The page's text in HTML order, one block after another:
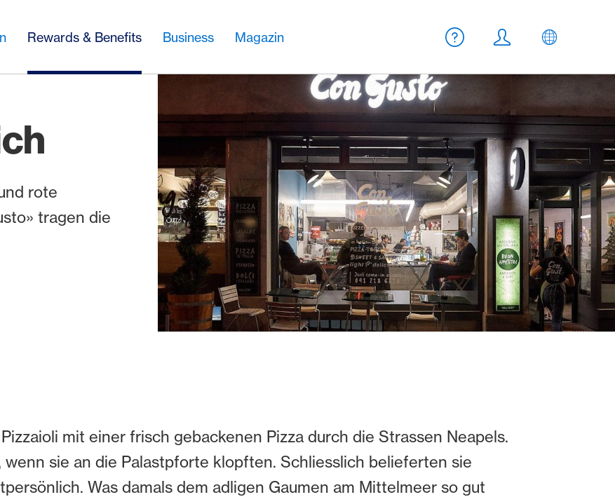
Rewards & Benefits Business Magazin
Meta Navigation
Hilfe
Login DE
rote
tragen die
mit einer frisch gebackenen Pizza durch die Strassen Neapels.
sie an die Palastpforte klopften. Schliesslich belieferten sie
Was damals dem adligen Gaumen am Mittelmeer so gut